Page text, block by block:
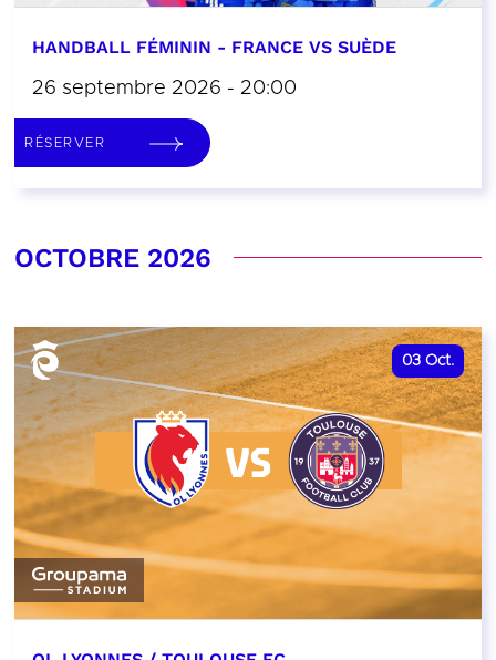
HANDBALL FÉMININ - FRANCE VS SUÈDE
26 septembre 2026 - 20:00
RÉSERVER
OCTOBRE 2026
03 Oct.